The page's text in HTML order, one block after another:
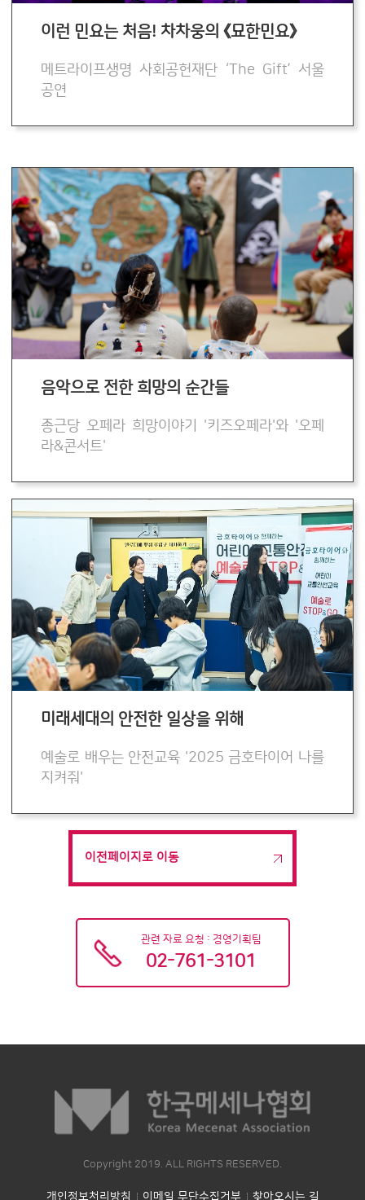
이런 민요는 처음! 차차웅의 《묘한민요》
메트라이프생명 사회공헌재단 ‘The Gift’ 서울
공연
음악으로 전한 희망의 순간들
종근당 오페라 희망이야기 '키즈오페라'와 '오페
라&콘서트'
미래세대의 안전한 일상을 위해
예술로 배우는 안전교육 '2025 금호타이어 나를
지켜줘'
이전페이지로 이동
관련 자료 요청 : 경영기획팀
02-761-3101
Copyright 2019. ALL RIGHTS RESERVED.
개인정보처리방침 이메일 무단수집거부 찾아오시는 길